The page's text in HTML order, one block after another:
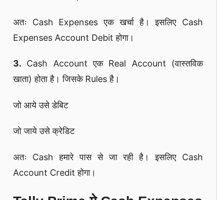
अतः Cash Expenses एक खर्चा है। इसलिए Cash
Expenses Account Debit होगा।
3. Cash Account एक Real Account (वास्तविक
खाता) होता है। जिसके Rules है।
जो आये उसे डेबिट
जो जाये उसे क्रेडिट
अतः Cash हमारे पास से जा रही है। इसलिए Cash
Account Credit होगा।